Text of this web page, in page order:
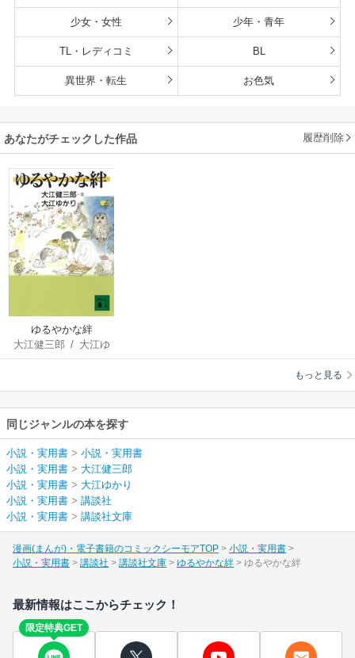
少女・女性 少年・青年
TL・レディコミ BL
異世界・転生 お色気
あなたがチェックした作品 履歴削除
ゆるやかな絆
大江健三郎 / 大江ゆ
かり
もっと見る
同じジャンルの本を探す
小説・実用書 > 小説・実用書
小説・実用書 > 大江健三郎
小説・実用書 > 大江ゆかり
小説・実用書 > 講談社
小説・実用書 > 講談社文庫
漫画(まんが)・電子書籍のコミックシーモアTOP
小説・実用書
小説・実用書
講談社 講談社文庫 ゆるやかな絆 ゆるやかな絆
最新情報はここからチェック！
限定特典GET